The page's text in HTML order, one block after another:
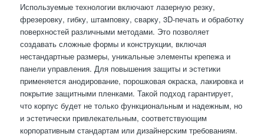
Используемые технологии включают лазерную резку,
фрезеровку, гибку, штамповку, сварку, 3D-печать и обработку
поверхностей различными методами. Это позволяет
создавать сложные формы и конструкции, включая
нестандартные размеры, уникальные элементы крепежа и
панели управления. Для повышения защиты и эстетики
применяется анодирование, порошковая окраска, лакировка и
покрытие защитными пленками. Такой подход гарантирует,
что корпус будет не только функциональным и надежным, но
и эстетически привлекательным, соответствующим
корпоративным стандартам или дизайнерским требованиям.